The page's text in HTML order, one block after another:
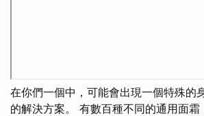
在你們一個中，可能會出現一個特殊的
的解決方案。 有數百種不同的通用面